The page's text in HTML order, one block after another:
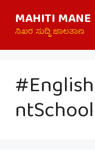
content
MAHITI MANE
ನಿಖರ ಸುದ್ದಿ ಜಾಲತಾಣ